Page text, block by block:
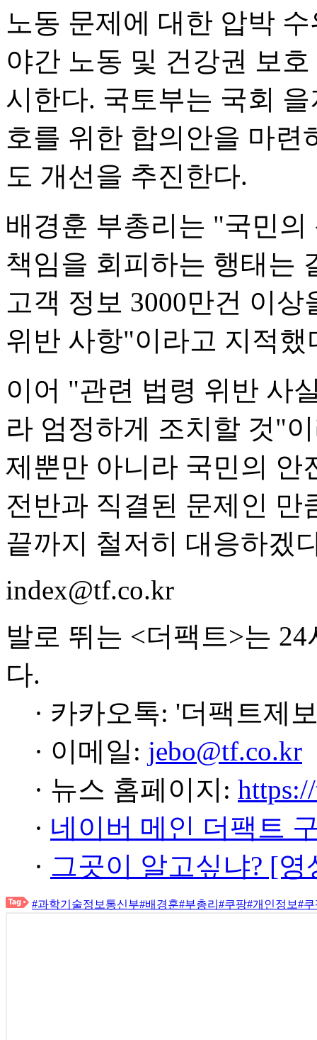
노동 문제에 대한 압박
야간 노동 및 건강권 보
시한다. 국토부는 국회
호를 위한 합의안을 마련
도 개선을 추진한다.
배경훈 부총리는 "국민
책임을 회피하는 행태는
고객 정보 3000만건 이
위반 사항"이라고 지적했
이어 "관련 법령 위반 사
라 엄정하게 조치할 것"
제뿐만 아니라 국민의 안
전반과 직결된 문제인 만
끝까지 철저히 대응하겠
index@tf.co.kr
발로 뛰는 <더팩트>는
다.
· 카카오톡: '더팩트제
· 이메일: jebo@tf.co.kr
· 뉴스 홈페이지:
· 네이버 메인 더팩트
· 그곳이 알고싶냐? [
#과학기술정보통신부#배경훈#부총리 #쿠팡#개인정보#